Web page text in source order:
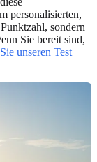
personalisierten,
sondern
Sie bereit sind,
unseren Test